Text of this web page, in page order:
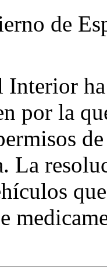
de
Interior ha
por la
La